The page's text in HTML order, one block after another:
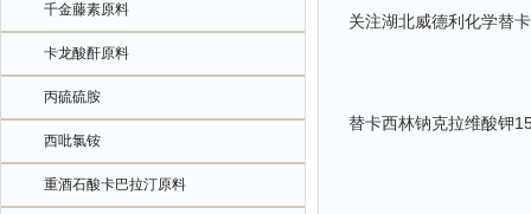
千金藤素原料
卡龙酸酐原料
丙硫硫胺
西吡氯铵
重酒石酸卡巴拉汀原料
关注湖北威德利化学替
替卡西林钠克拉维酸钾